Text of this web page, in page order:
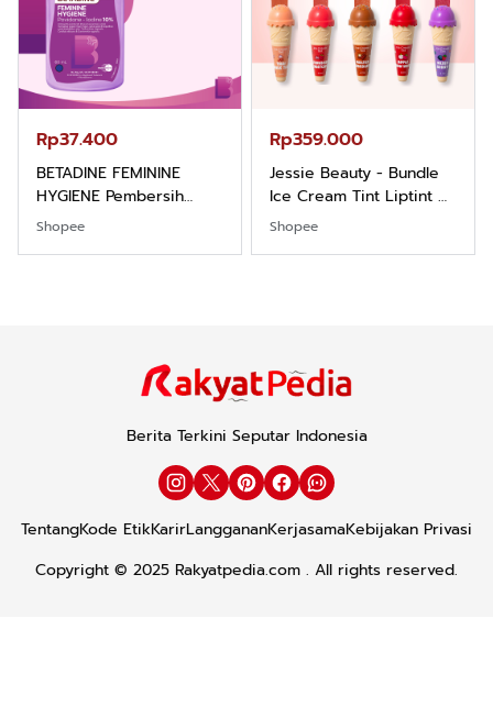
Rp37.400
BETADINE FEMININE
HYGIENE Pembersih
Kewanitaan 60ml
Shopee
Rp359.000
Jessie Beauty - Bundle
Ice Cream Tint Liptint All
Variant
Shopee
Berita Terkini Seputar Indonesia
TentangKode EtikKarirLanggananKerjasamaKebijakan Privasi
Copyright © 2025 Rakyatpedia.com . All rights reserved.